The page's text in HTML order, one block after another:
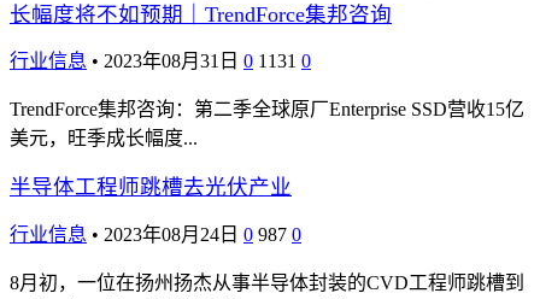
长幅度将不如预期｜TrendForce集邦咨询
行业信息 • 2023年08月31日 0 1131 0
TrendForce集邦咨询：第二季全球原厂Enterprise SSD营收15亿
美元，旺季成长幅度...
半导体工程师跳槽去光伏产业
行业信息 • 2023年08月24日 0 987 0
8月初，一位在扬州扬杰从事半导体封装的CVD工程师跳槽到